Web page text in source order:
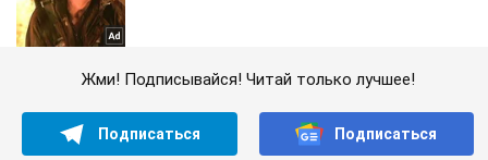
Жми! Подписывайся! Читай только лучшее!
Подписаться Подписаться